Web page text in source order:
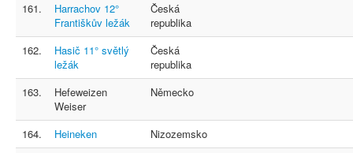
161.
Harrachov 12°
Františkův ležák
Česká
republika
162.
Hasič 11° světlý
ležák
Česká
republika
163.
Hefeweizen
Weiser
Německo
164. Heineken
Nizozemsko